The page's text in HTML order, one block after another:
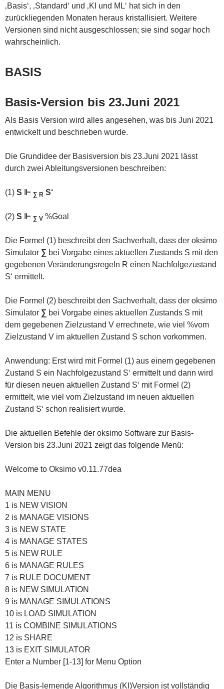
‚Basis‘, ‚Standard‘ und ‚KI und ML‘ hat sich in den
zurückliegenden Monaten heraus kristallisiert. Weitere
Versionen sind nicht ausgeschlossen; sie sind sogar hoch
wahrscheinlich.
BASIS
Basis-Version bis 23.Juni 2021
Als Basis Version wird alles angesehen, was bis Juni 2021
entwickelt und beschrieben wurde.
Die Grundidee der Basisversion bis 23.Juni 2021 lässt
durch zwei Ableitungsversionen beschreiben:
(1) S ⊩ ∑ R S‘
(2) S ⊩ ∑ V %Goal
Die Formel (1) beschreibt den Sachverhalt, dass der oksimo
Simulator ∑ bei Vorgabe eines aktuellen Zustands S mit den
gegebenen Veränderungsregeln R einen Nachfolgezustand
S‘ ermittelt.
Die Formel (2) beschreibt den Sachverhalt, dass der oksimo
Simulator ∑ bei Vorgabe eines aktuellen Zustands S mit
dem gegebenen Zielzustand V errechnete, wie viel %vom
Zielzustand V im aktuellen Zustand S schon vorkommen.
Anwendung: Erst wird mit Formel (1) aus einem gegebenen
Zustand S ein Nachfolgezustand S‘ ermittelt und dann wird
für diesen neuen aktuellen Zustand S‘ mit Formel (2)
ermittelt, wie viel vom Zielzustand im neuen aktuellen
Zustand S‘ schon realisiert wurde.
Die aktuellen Befehle der oksimo Software zur Basis-
Version bis 23.Juni 2021 zeigt das folgende Menü:
Welcome to Oksimo v0.11.77dea
MAIN MENU
1 is NEW VISION
2 is MANAGE VISIONS
3 is NEW STATE
4 is MANAGE STATES
5 is NEW RULE
6 is MANAGE RULES
7 is RULE DOCUMENT
8 is NEW SIMULATION
9 is MANAGE SIMULATIONS
10 is LOAD SIMULATION
11 is COMBINE SIMULATIONS
12 is SHARE
13 is EXIT SIMULATOR
Enter a Number [1-13] for Menu Option
Die Basis-lernende Algorithmus (KI)Version ist vollständig